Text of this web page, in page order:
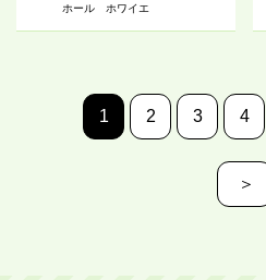
ホール ホワイエ
1 2 3 4
＞